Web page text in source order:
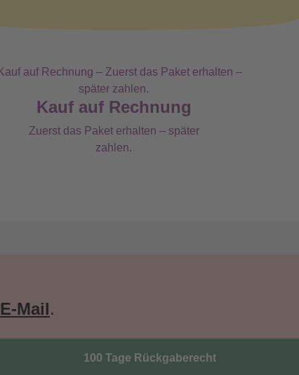
Kauf auf Rechnung
Zuerst das Paket erhalten – später
zahlen.
E-Mail.
100 Tage Rückgaberecht